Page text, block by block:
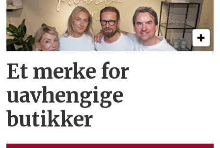
Et merke for
uavhengige
butikker